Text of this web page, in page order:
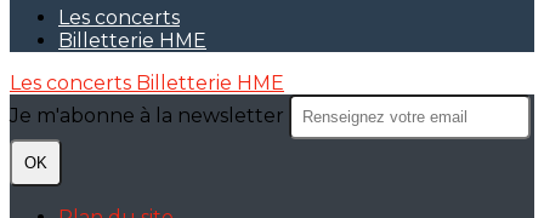
Les concerts
Billetterie HME
Les concerts Billetterie HME
Je m'abonne à la newsletter
OK